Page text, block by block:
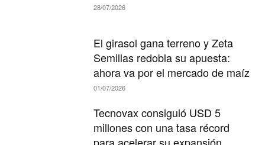
28/07/2026
El girasol gana terreno y Zeta
Semillas redobla su apuesta:
ahora va por el mercado de maíz
01/07/2026
Tecnovax consiguió USD 5
millones con una tasa récord